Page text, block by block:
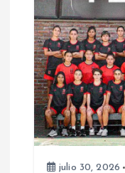
a
s
julio 30, 2026